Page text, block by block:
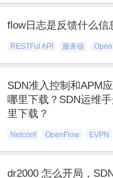
flow日志是反馈什么信
RESTFul API 服务链
SDN准入控制和APM
哪里下载？SDN运维
里下载？
Netconf OpenFlow EVPN
dr2000 怎么开局，